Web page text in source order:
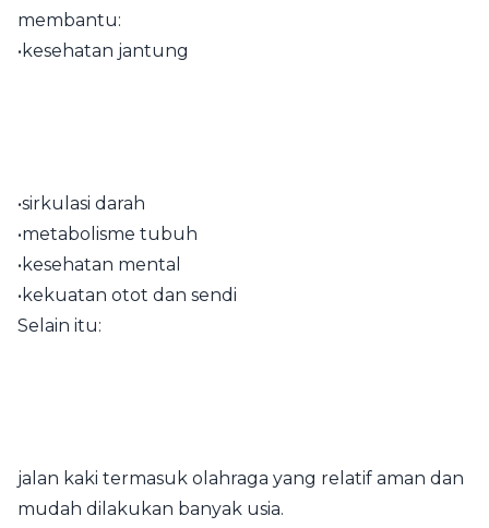
membantu:
•kesehatan jantung
•sirkulasi darah
•metabolisme tubuh
•kesehatan mental
•kekuatan otot dan sendi
Selain itu:
jalan kaki termasuk olahraga yang relatif aman dan
mudah dilakukan banyak usia.